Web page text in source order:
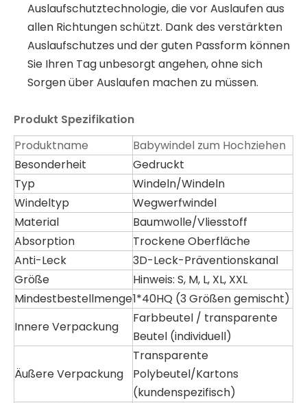
Auslaufschutztechnologie, die vor Auslaufen aus
allen Richtungen schützt. Dank des verstärkten
Auslaufschutzes und der guten Passform können
Sie Ihren Tag unbesorgt angehen, ohne sich
Sorgen über Auslaufen machen zu müssen.
Produkt Spezifikation
Produktname
Babywindel zum Hochziehen
Besonderheit
Gedruckt
Typ
Windeln/Windeln
Windeltyp
Wegwerfwindel
Material
Baumwolle/Vliesstoff
Absorption
Trockene Oberfläche
Anti-Leck
3D-Leck-Präventionskanal
Größe
Hinweis: S, M, L, XL, XXL
Mindestbestellmenge1*40HQ (3 Größen gemischt)
Innere Verpackung
Farbbeutel / transparente
Beutel (individuell)
Äußere Verpackung
Transparente
Polybeutel/Kartons
(kundenspezifisch)